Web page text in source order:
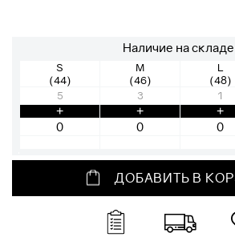
Наличие на
S
(44)
M
(46)
L
(48)
5
+
3
+
1
+
ДОБАВИТЬ В